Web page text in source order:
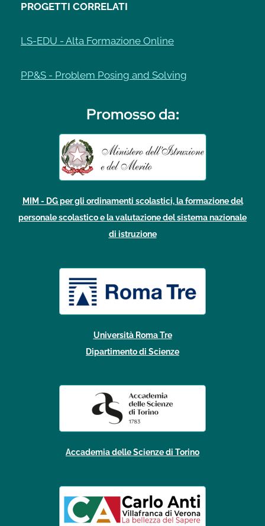
PROGETTI CORRELATI
LS-EDU - Alta Formazione Online
PP&S - Problem Posing and Solving
Promosso da:
MIM - DG per gli ordinamenti scolastici, la formazione del
personale scolastico e la valutazione del sistema nazionale
di istruzione
Università Roma Tre
Dipartimento di Scienze
Accademia delle Scienze di Torino